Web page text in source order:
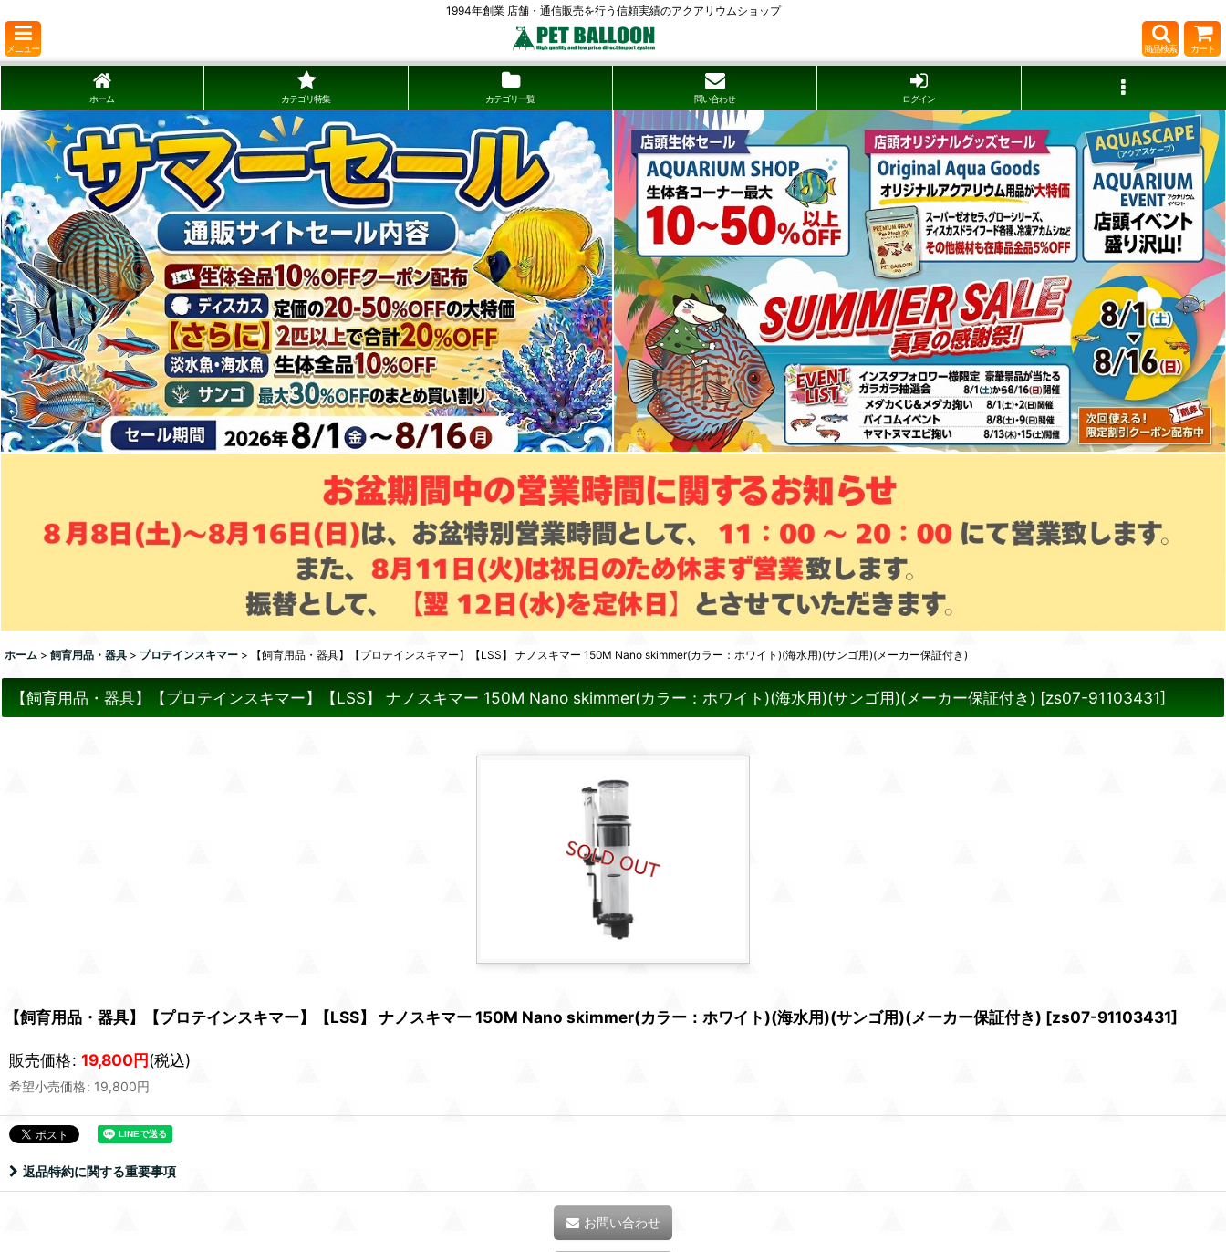
1994年創業 店舗・通信販売を行う信頼実績のアクアリウムショップ
メニュー 商品検索 カート
ホーム カテゴリ特集 カテゴリ一覧 問い合わせ ログイン
ホーム > 飼育用品・器具 > プロテインスキマー > 【飼育用品・器具】【プロテインスキマー】【LSS】 ナノスキマー 150M Nano skimmer(カラー：ホワイト)(海水用)(サンゴ用)(メーカー保証付き)
【飼育用品・器具】【プロテインスキマー】【LSS】 ナノスキマー 150M Nano skimmer(カラー：ホワイト)(海水用)(サンゴ用)(メーカー保証付き) [zs07-91103431]
【飼育用品・器具】【プロテインスキマー】【LSS】 ナノスキマー 150M Nano skimmer(カラー：ホワイト)(海水用)(サンゴ用)(メーカー保証付き) [zs07-91103431]
販売価格: 19,800円(税込)
希望小売価格: 19,800円
返品特約に関する重要事項
お問い合わせ